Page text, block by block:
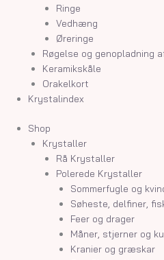
Ringe
Vedhæng
Øreringe
Røgelse og genopladning
Keramikskåle
Orakelkort
Krystalindex
Shop
Krystaller
Rå Krystaller
Polerede Krystaller
Sommerfugle og
Søheste, delfiner,
Feer og drager
Måner, stjerner og
Kranier og græskar